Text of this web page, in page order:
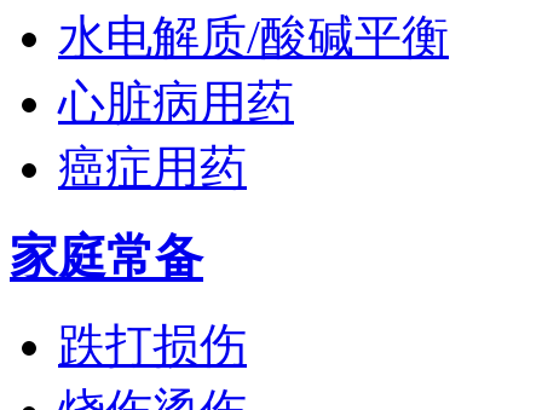
水电解质/酸碱平衡
心脏病用药
癌症用药
家庭常备
跌打损伤